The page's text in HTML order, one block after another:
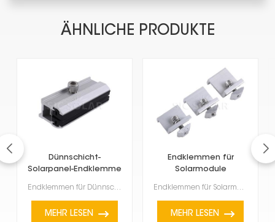
ÄHNLICHE PRODUKTE
Dünnschicht-
Solarpanel-Endklemme
Endklemmen für Dünnschicht-Solarmodule erfreuen sich zunehmender Beliebtheit, da sie leicht und flex...
MEHR LESEN
Endklemmen für
Solarmodule
Endklemmen für Solarmodule dienen dazu, Solarmodule am Ende einer Reihe oder eines Rasters auf der M...
MEHR LESEN